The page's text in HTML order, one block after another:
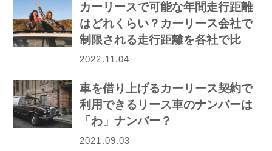
カーリースで可能な年間走行距離
はどれくらい？カーリース会社で
制限される走行距離を各社で比
較！
2022.11.04
車を借り上げるカーリース契約で
利用できるリース車のナンバーは
「わ」ナンバー？
2021.09.03